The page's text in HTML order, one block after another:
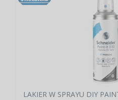
LAKIER W SPRAYU DIY